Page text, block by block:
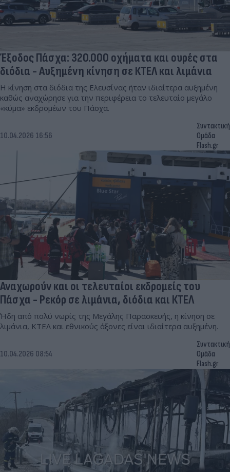
Έξοδος Πάσχα: 320.000 οχήματα και ουρές στα
διόδια - Αυξημένη κίνηση σε ΚΤΕΛ και λιμάνια
Η κίνηση στα διόδια της Ελευσίνας ήταν ιδιαίτερα αυξημένη
καθώς αναχώρησε για την περιφέρεια το τελευταίο μεγάλο
«κύμα» εκδρομέων του Πάσχα.
10.04.2026 16:56
Συντακτική
Ομάδα
Flash.gr
Αναχωρούν και οι τελευταίοι εκδρομείς του
Πάσχα - Ρεκόρ σε λιμάνια, διόδια και ΚΤΕΛ
Ήδη από πολύ νωρίς της Μεγάλης Παρασκευής, η κίνηση σε
λιμάνια, ΚΤΕΛ και εθνικούς άξονες είναι ιδιαίτερα αυξημένη.
10.04.2026 08:54
Συντακτική
Ομάδα
Flash.gr